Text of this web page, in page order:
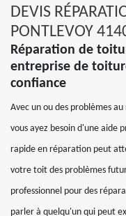
DEVIS
PONTLEVOY
Réparation de
entreprise de
confiance
Avec un ou des problèmes
vous ayez besoin d'une aide
rapide en réparation peut
votre toit des problèmes
professionnel pour des
parler à quelqu'un qui peut